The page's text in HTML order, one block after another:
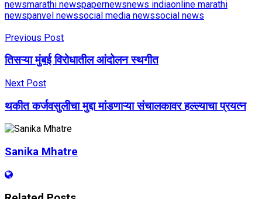
newsmarathi newspapernewsnews indiaonline marathi
newspanvel newssocial media newssocial news
Previous Post
तिसऱ्या मुंबई विरोधातील आंदोलन स्थगीत
Next Post
थकीत कर्जवसुलीचा मुद्दा मांडणाऱ्या संचालकावर हल्ल्याचा प्रयत्न
Sanika Mhatre